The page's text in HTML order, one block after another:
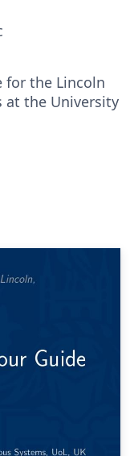
for the Lincoln
at the University